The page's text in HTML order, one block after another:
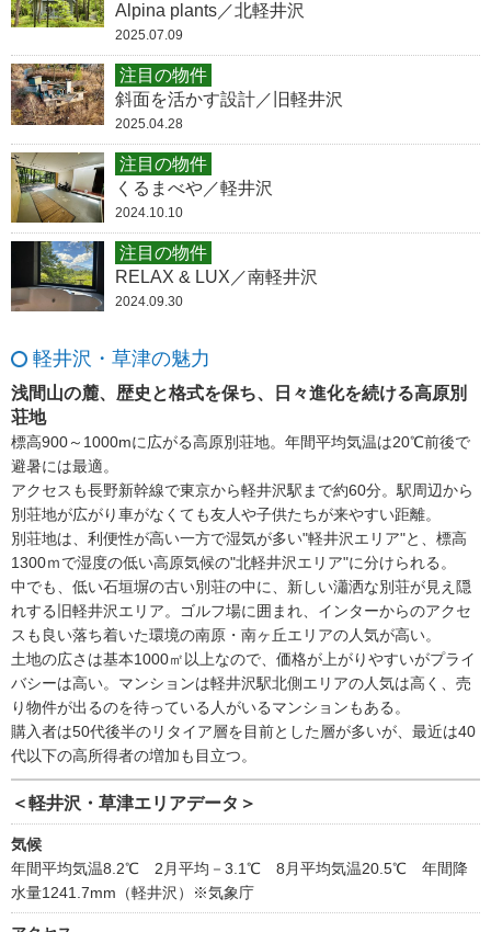
Alpina plants／北軽井沢
2025.07.09
注目の物件
斜面を活かす設計／旧軽井沢
2025.04.28
注目の物件
くるまべや／軽井沢
2024.10.10
注目の物件
RELAX & LUX／南軽井沢
2024.09.30
軽井沢・草津の魅力
浅間山の麓、歴史と格式を保ち、日々進化を続ける高原別
荘地
標高900～1000mに広がる高原別荘地。年間平均気温は20℃前後で
避暑には最適。
アクセスも長野新幹線で東京から軽井沢駅まで約60分。駅周辺から
別荘地が広がり車がなくても友人や子供たちが来やすい距離。
別荘地は、利便性が高い一方で湿気が多い"軽井沢エリア"と、標高
1300ｍで湿度の低い高原気候の"北軽井沢エリア"に分けられる。
中でも、低い石垣塀の古い別荘の中に、新しい瀟洒な別荘が見え隠
れする旧軽井沢エリア。ゴルフ場に囲まれ、インターからのアクセ
スも良い落ち着いた環境の南原・南ヶ丘エリアの人気が高い。
土地の広さは基本1000㎡以上なので、価格が上がりやすいがプライ
バシーは高い。マンションは軽井沢駅北側エリアの人気は高く、売
り物件が出るのを待っている人がいるマンションもある。
購入者は50代後半のリタイア層を目前とした層が多いが、最近は40
代以下の高所得者の増加も目立つ。
＜軽井沢・草津エリアデータ＞
気候
年間平均気温8.2℃ 2月平均－3.1℃ 8月平均気温20.5℃ 年間降
水量1241.7mm（軽井沢）※気象庁